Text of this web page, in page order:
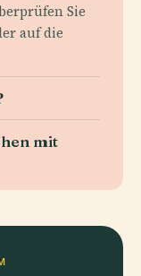
Sie
auf die
mit